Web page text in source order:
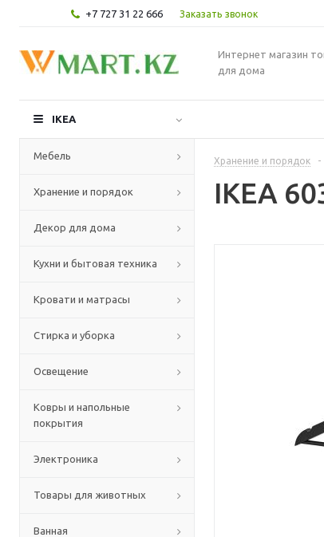
+7 727 31 22 666 Заказать звонок
Интернет магазин
для дома
IKEA
Мебель
Хранение и порядок
Декор для дома
Кухни и бытовая техника
Кровати и матрасы
Стирка и уборка
Освещение
Ковры и напольные
покрытия
Электроника
Товары для животных
Ванная
Хранение и порядок -
IKEA